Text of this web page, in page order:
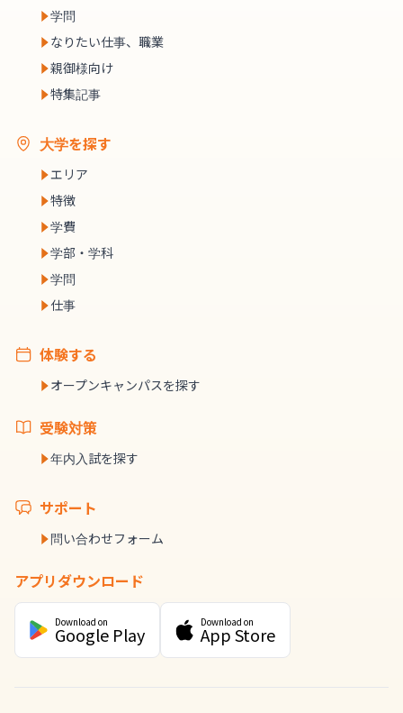
学問
なりたい仕事、職業
親御様向け
特集記事
大学を探す
エリア
特徴
学費
学部・学科
学問
仕事
体験する
オープンキャンパスを探す
受験対策
年内入試を探す
サポート
問い合わせフォーム
アプリダウンロード
Download on
Google Play
Download on
App Store